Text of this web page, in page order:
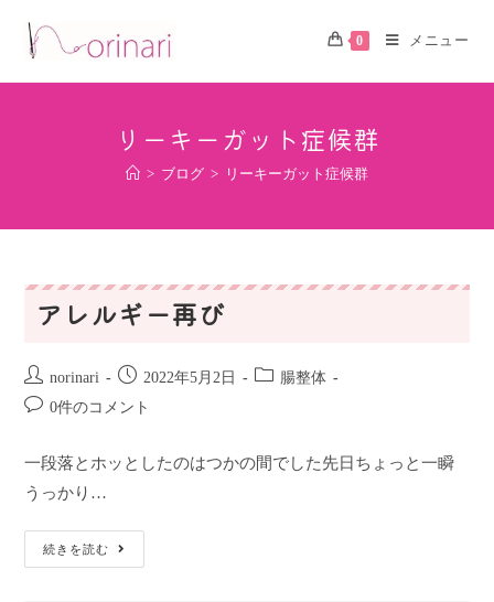
0 メニュー
リーキーガット症候群
> ブログ > リーキーガット症候群
アレルギー再び
norinari 2022年5月2日
腸整体
0件のコメント
一段落とホッとしたのはつかの間でした先日ちょっと一瞬
うっかり…
続きを読む